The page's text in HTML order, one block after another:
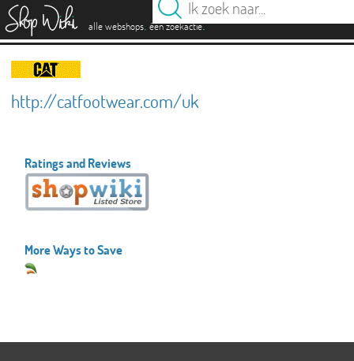
alle webshops. één zoekactie.
http://catfootwear.com/uk
Ratings and Reviews
More Ways to Save